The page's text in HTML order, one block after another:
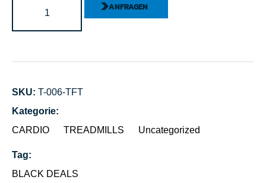
ANFRAGEN
SKU: T-006-TFT
Kategorie:
CARDIO
TREADMILLS Uncategorized
Tag:
BLACK DEALS